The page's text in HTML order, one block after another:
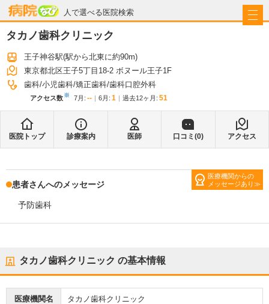
人で選べる医院検索
病院なび
タカノ歯科クリニック
王子神谷駅(駅から北東に約90m)
東京都北区王子5丁目18-2 ボヌール王子1F
歯科 小児歯科 矯正歯科 歯科口腔外科
アクセス数※ 7月 : -- 6月 : 1 過去12ヶ月: 51
医院トップ 診療案内 医師 口コミ(0) アクセス
医療機関からの
メッセージあり
患者さんへのメッセージ
予防歯科
タカノ歯科クリニック の基本情報
医療機関名 タカノ歯科クリニック